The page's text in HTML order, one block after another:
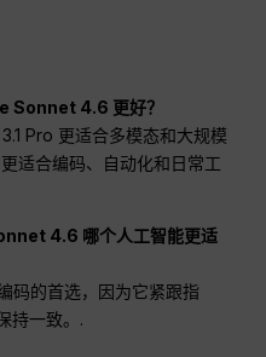
Sonnet 4.6 更好？
Pro 更适合多模态和大规模
适合编码、自动化和日常工
4.6 哪个人工智能更适
码的首选，因为它紧跟指
持一致。.